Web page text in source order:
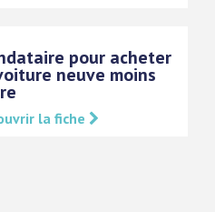
pour acheter
neuve moins
la fiche